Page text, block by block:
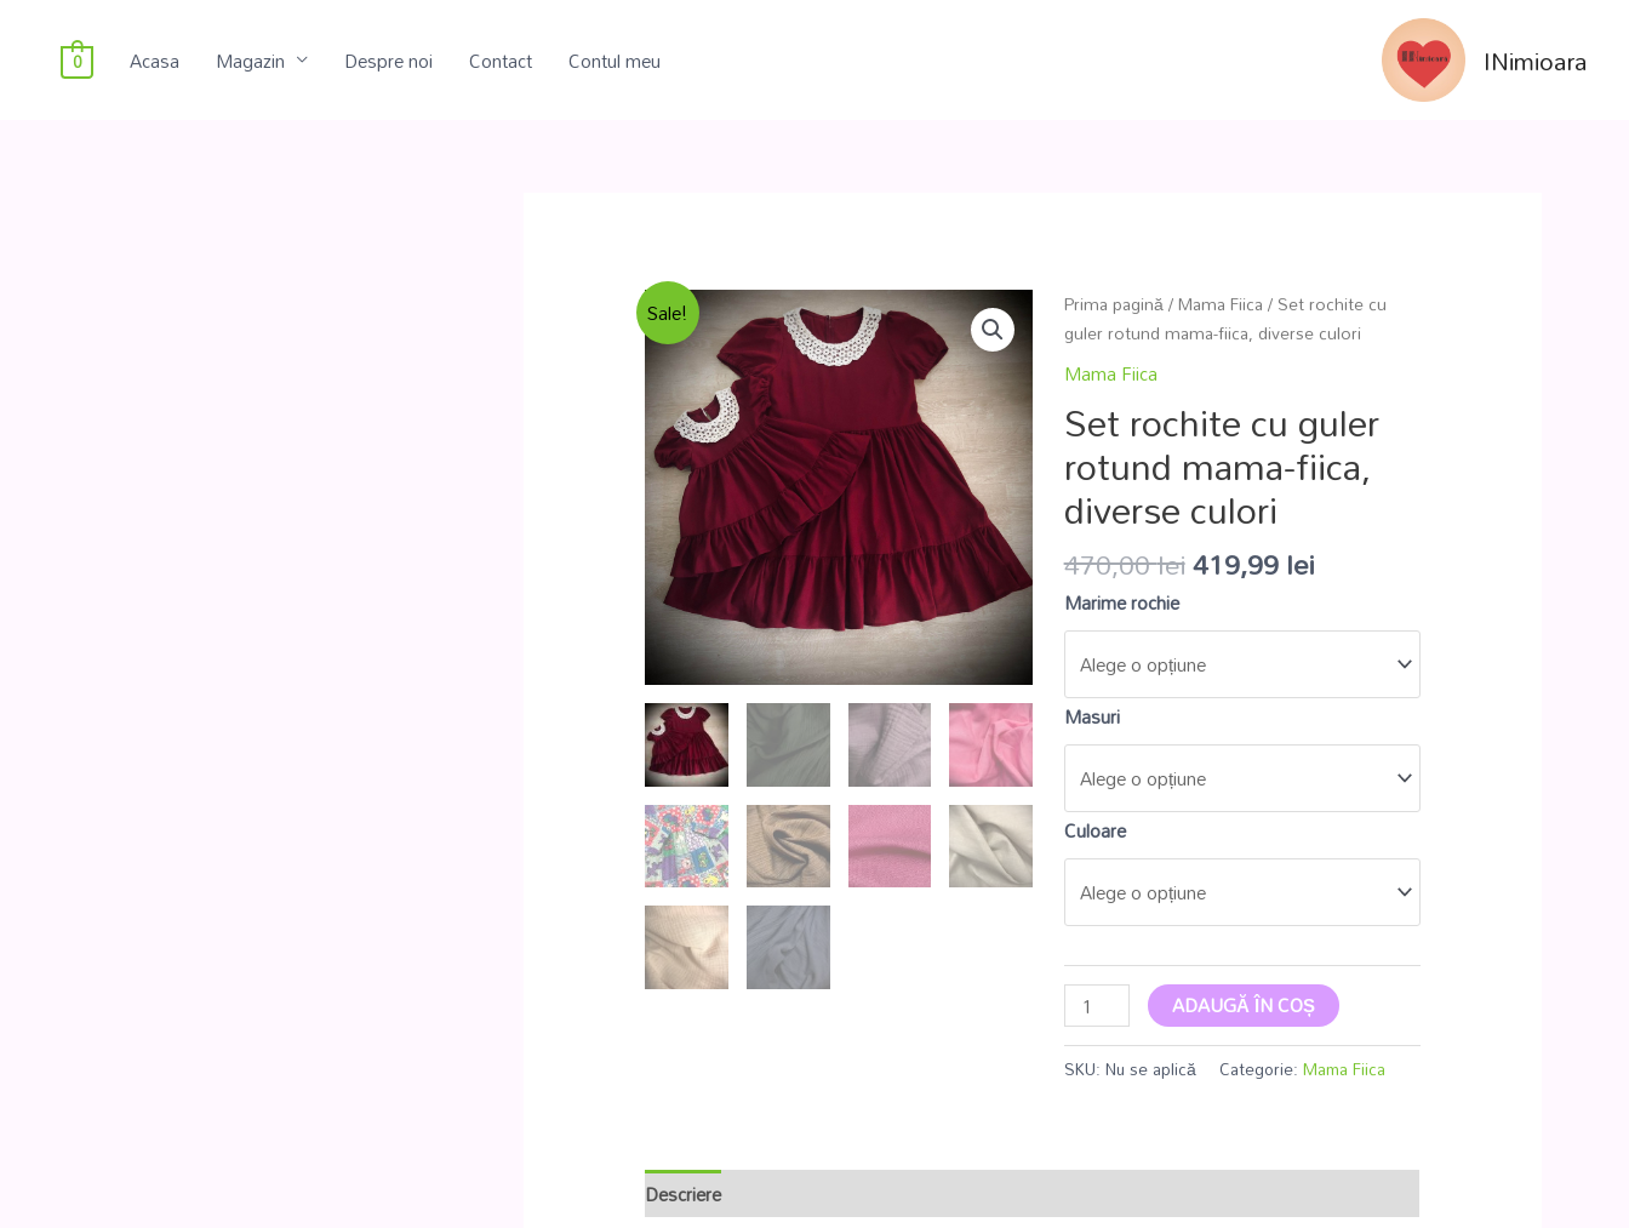
INimioara
Acasa Magazin Despre noi Contact Contul meu
0
Sale! Prima pagină/Mama Fiica/ Set rochite cu
guler rotund mama-fiica, diverse culori
Mama Fiica
Set rochite cu guler
rotund mama-fiica,
diverse culori
470,00lei419,99lei
Marime rochie
Masuri
Culoare
ADAUGĂ ÎN COȘ
SKU:Nu se aplică Categorie:Mama Fiica
Descriere